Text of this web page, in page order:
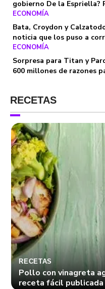
gobierno De la Espriella?
ECONOMÍA
Bata, Croydon y
noticia que los puso a
ECONOMÍA
Sorpresa para Titan y
600 millones de razones
RECETAS
RECETAS
Pollo con vinagreta
receta fácil